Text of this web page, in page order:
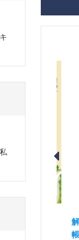
解
帳簿